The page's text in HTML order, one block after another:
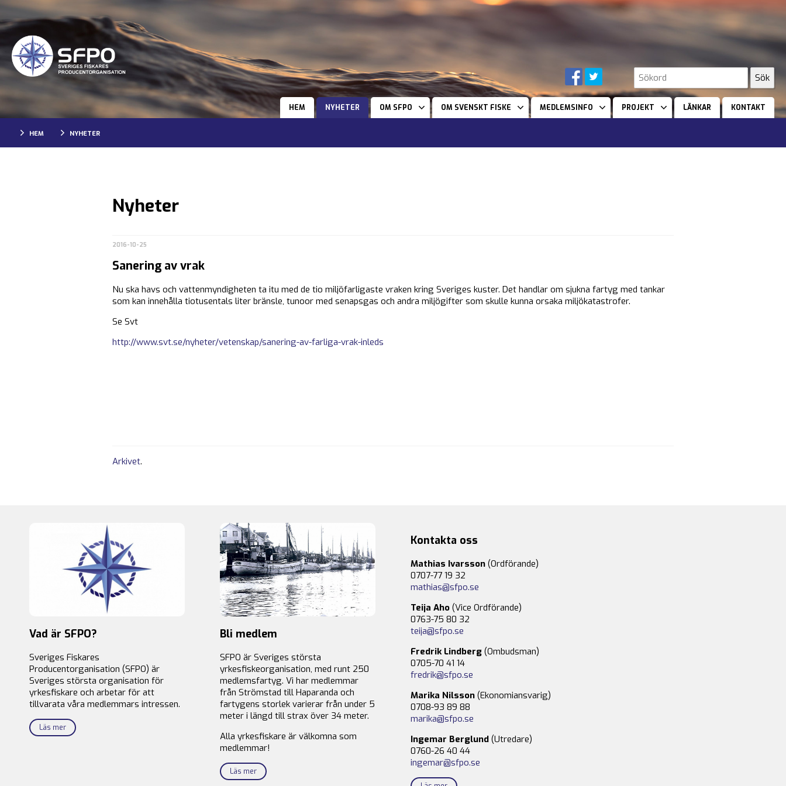
HEM NYHETER OM SFPO OM SVENSKT FISKE MEDLEMSINFO PROJEKT LÄNKAR KONTAKT
HEM NYHETER
Nyheter
2016-10-25
Sanering av vrak
Nu ska havs och vattenmyndigheten ta itu med de tio miljöfarligaste vraken kring Sveriges kuster. Det handlar om sjukna fartyg med tankar
som kan innehålla tiotusentals liter bränsle, tunoor med senapsgas och andra miljögifter som skulle kunna orsaka miljökatastrofer.
Se Svt
http://www.svt.se/nyheter/vetenskap/sanering-av-farliga-vrak-inleds
Arkivet.
Vad är SFPO?
Sveriges Fiskares
Producentorganisation (SFPO) är
Sveriges största organisation för
yrkesfiskare och arbetar för att
tillvarata våra medlemmars intressen.
Läs mer
Bli medlem
SFPO är Sveriges största
yrkesfiskeorganisation, med runt 250
medlemsfartyg. Vi har medlemmar
från Strömstad till Haparanda och
fartygens storlek varierar från under 5
meter i längd till strax över 34 meter.
Alla yrkesfiskare är välkomna som
medlemmar!
Läs mer
Kontakta oss
Mathias Ivarsson (Ordförande)
0707-77 19 32
mathias@sfpo.se
Teija Aho (Vice Ordförande)
0763-75 80 32
teija@sfpo.se
Fredrik Lindberg (Ombudsman)
0705-70 41 14
fredrik@sfpo.se
Marika Nilsson (Ekonomiansvarig)
0708-93 89 88
marika@sfpo.se
Ingemar Berglund (Utredare)
0760-26 40 44
ingemar@sfpo.se